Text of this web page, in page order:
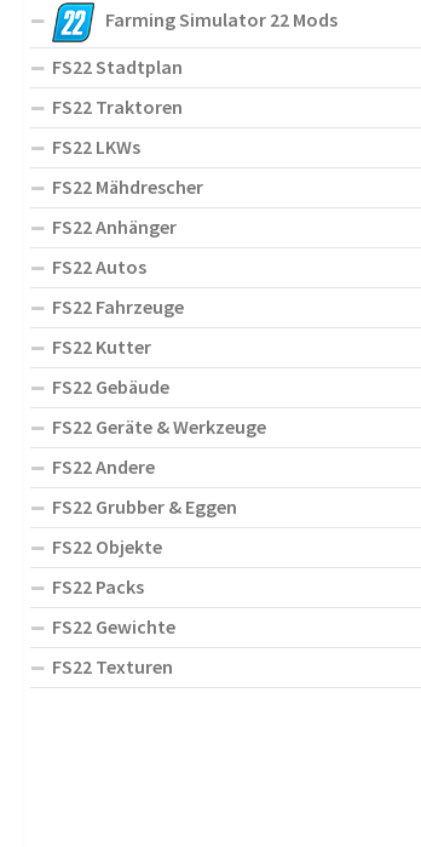
Farming Simulator 22 Mods
FS22 Stadtplan
FS22 Traktoren
FS22 LKWs
FS22 Mähdrescher
FS22 Anhänger
FS22 Autos
FS22 Fahrzeuge
FS22 Kutter
FS22 Gebäude
FS22 Geräte & Werkzeuge
FS22 Andere
FS22 Grubber & Eggen
FS22 Objekte
FS22 Packs
FS22 Gewichte
FS22 Texturen